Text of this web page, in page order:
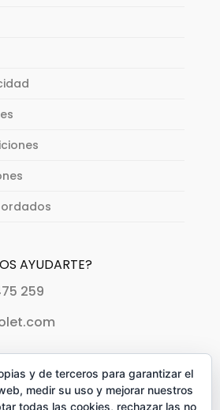
AYUDARTE?
259
y de terceros para garantizar el
medir su uso y mejorar nuestros
todas las cookies, rechazar las no